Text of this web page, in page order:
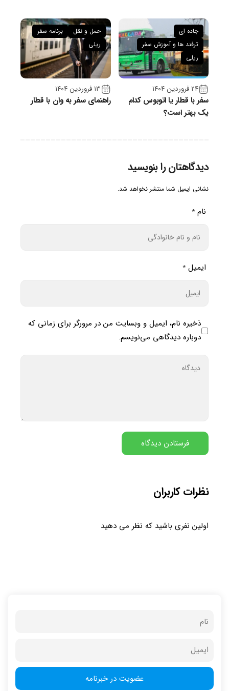
۲۴ فروردین ۱۴۰۴
سفر با قطار یا اتوبوس کدام
یک بهتر است؟
جاده ای
ترفند ها و آموزش سفر
ریلی
۱۳ فروردین ۱۴۰۴
راهنمای سفر به وان با قطار
حمل و نقل
برنامه سفر
ریلی
دیدگاهتان را بنویسید
نشانی ایمیل شما منتشر نخواهد شد.
نام *
ایمیل *
ذخیره نام، ایمیل و وبسایت من در مرورگر برای زمانی که
دوباره دیدگاهی می‌نویسم.
نظرات کاربران
اولین نفری باشید که نظر می دهید